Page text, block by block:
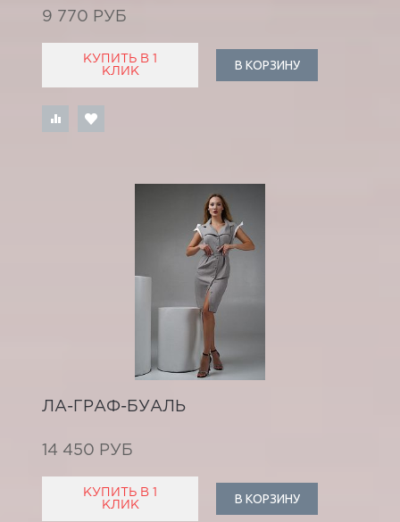
9 770 РУБ
КУПИТЬ В 1
КЛИК
В КОРЗИНУ
ЛА-ГРАФ-БУАЛЬ
14 450 РУБ
КУПИТЬ В 1
КЛИК
В КОРЗИНУ